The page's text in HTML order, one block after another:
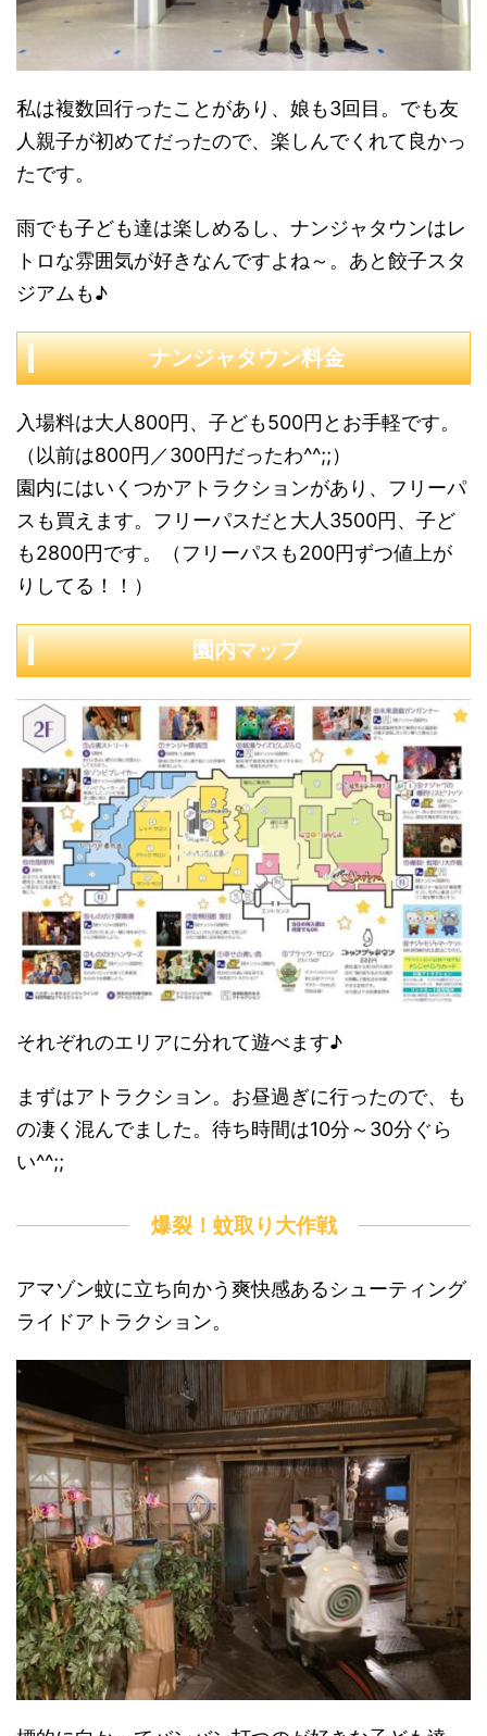
私は複数回行ったことがあり、娘も3回目。でも友
人親子が初めてだったので、楽しんでくれて良かっ
たです。
雨でも子ども達は楽しめるし、ナンジャタウンはレ
トロな雰囲気が好きなんですよね～。あと餃子スタ
ジアムも♪
ナンジャタウン料金
入場料は大人800円、子ども500円とお手軽です。
（以前は800円／300円だったわ^^;;）
園内にはいくつかアトラクションがあり、フリーパ
スも買えます。フリーパスだと大人3500円、子ど
も2800円です。（フリーパスも200円ずつ値上が
りしてる！！）
園内マップ
それぞれのエリアに分れて遊べます♪
まずはアトラクション。お昼過ぎに行ったので、も
の凄く混んでました。待ち時間は10分～30分ぐら
い^^;;
爆裂！蚊取り大作戦
アマゾン蚊に立ち向かう爽快感あるシューティング
ライドアトラクション。